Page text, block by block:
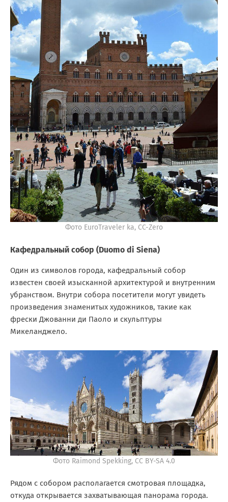
Фото EuroTraveler ka, CC-Zero
Кафедральный собор (Duomo di Siena)
Один из символов города, кафедральный собор
известен своей изысканной архитектурой и внутренним
убранством. Внутри собора посетители могут увидеть
произведения знаменитых художников, такие как
фрески Джованни ди Паоло и скульптуры
Микеланджело.
Фото Raimond Spekking, CC BY-SA 4.0
Рядом с собором располагается смотровая площадка,
откуда открывается захватывающая панорама города.